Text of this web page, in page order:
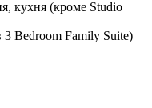
кухня (кроме Studio
3 Bedroom Family Suite)